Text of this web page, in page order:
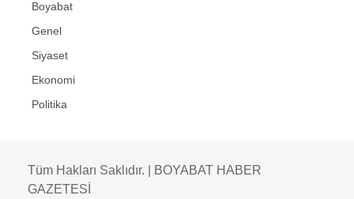
Boyabat
Genel
Siyaset
Ekonomi
Politika
Tüm Hakları Saklıdır. | BOYABAT HABER
GAZETESİ